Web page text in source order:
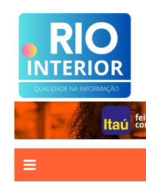
para
conteúdo